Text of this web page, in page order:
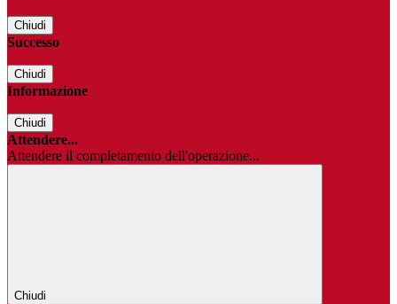
Chiudi
Successo
Chiudi
Informazione
Chiudi
Attendere...
Attendere il completamento dell'operazione...
Chiudi